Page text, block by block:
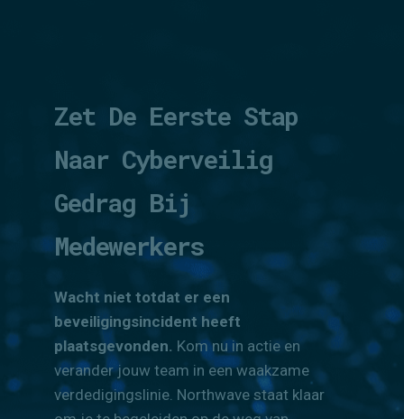
Zet De Eerste Stap
Naar Cyberveilig
Gedrag Bij
Medewerkers
Wacht niet totdat er een
beveiligingsincident heeft